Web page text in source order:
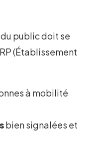
public doit se
(Établissement
à mobilité
bien signalées et